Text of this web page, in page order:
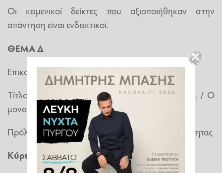
Οι κειμενικοί δείκτες που αξιοποιήθηκαν στην
απάντηση είναι ενδεικτικοί.
ΘΕΜΑ Δ
Επικοινωνιακό πλαίσιο: άρθρο
Τίτλος: Μοναξιά: η «ασθένεια» της εποχής μας. / Ο
μοναχικός σύγχρονος άνθρωπος!
Πρόλογος: αφόρμηση από γεγονός της επικαιρότητας
Κύριο μέρος: